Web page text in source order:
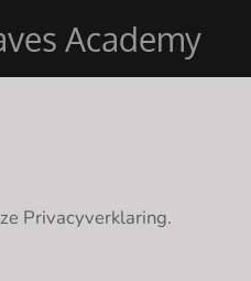
Academy
Privacyverklaring.